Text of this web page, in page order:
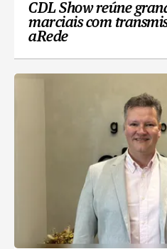
CDL Show reúne
marciais com
aRede